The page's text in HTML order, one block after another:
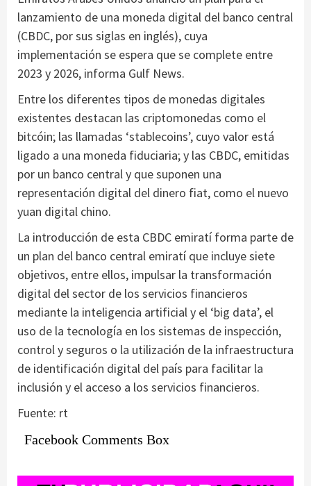
lanzamiento de una moneda digital del banco central
(CBDC, por sus siglas en inglés), cuya
implementación se espera que se complete entre
2023 y 2026, informa Gulf News.
Entre los diferentes tipos de monedas digitales
existentes destacan las criptomonedas como el
bitcóin; las llamadas ‘stablecoins’, cuyo valor está
ligado a una moneda fiduciaria; y las CBDC, emitidas
por un banco central y que suponen una
representación digital del dinero fiat, como el nuevo
yuan digital chino.
La introducción de esta CBDC emiratí forma parte de
un plan del banco central emiratí que incluye siete
objetivos, entre ellos, impulsar la transformación
digital del sector de los servicios financieros
mediante la inteligencia artificial y el ‘big data’, el
uso de la tecnología en los sistemas de inspección,
control y seguros o la utilización de la infraestructura
de identificación digital del país para facilitar la
inclusión y el acceso a los servicios financieros.
Fuente: rt
Facebook Comments Box